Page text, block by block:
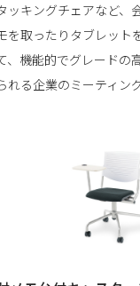
ッキングチェアなど、
を取ったりタブレット
、機能的でグレードの
れる企業のミーティン